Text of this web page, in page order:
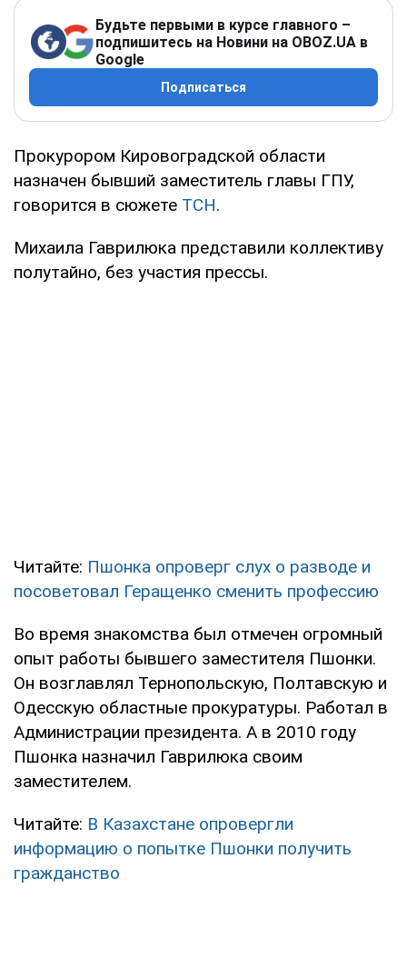
Будьте первыми в курсе главного –
подпишитесь на Новини на OBOZ.UA в
Google
Подписаться
Прокурором Кировоградской области
назначен бывший заместитель главы ГПУ,
говорится в сюжете ТСН.
Михаила Гаврилюка представили коллективу
полутайно, без участия прессы.
Читайте: Пшонка опроверг слух о разводе и
посоветовал Геращенко сменить профессию
Во время знакомства был отмечен огромный
опыт работы бывшего заместителя Пшонки.
Он возглавлял Тернопольскую, Полтавскую и
Одесскую областные прокуратуры. Работал в
Администрации президента. А в 2010 году
Пшонка назначил Гаврилюка своим
заместителем.
Читайте: В Казахстане опровергли
информацию о попытке Пшонки получить
гражданство